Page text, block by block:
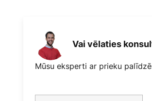
Vai vēlaties
Mūsu eksperti ar prieku